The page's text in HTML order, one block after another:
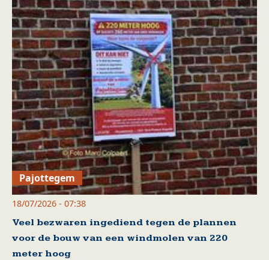
Pajottegem
18/07/2026 - 07:38
Veel bezwaren ingediend tegen de plannen
voor de bouw van een windmolen van 220
meter hoog